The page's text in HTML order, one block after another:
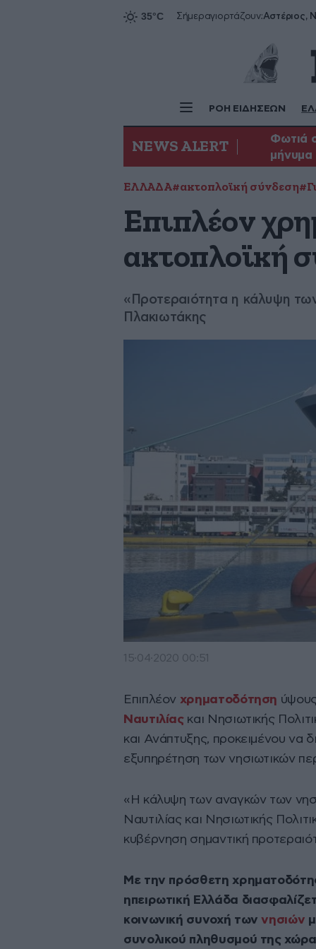
Σήμεραγιορτάζουν:Αστέριος,
ΡΟΗ ΕΙΔΗΣΕΩΝ
NEWS ALERT
Φωτιά
μήνυμα
ΕΛΛΑΔΑ#ακτοπλοϊκή σύνδεση
Επιπλέον
ακτοπλοϊκή
«Προτεραιότητα η κάλυψη
Πλακιωτάκης
15·04·2020 00:51
Επιπλέον χρηματοδότηση
Ναυτιλίαςκαι Νησιωτικής
και Ανάπτυξης, προκειμένου να
εξυπηρέτηση των νησιωτικών
«Η κάλυψη των αναγκών των
Ναυτιλίας και Νησιωτικής
κυβέρνηση σημαντική
Με την πρόσθετη
ηπειρωτική Ελλάδα
κοινωνική συνοχή τωννησιών
συνολικού πληθυσμού της